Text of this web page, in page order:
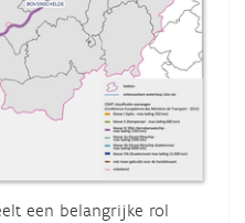
een belangrijke rol